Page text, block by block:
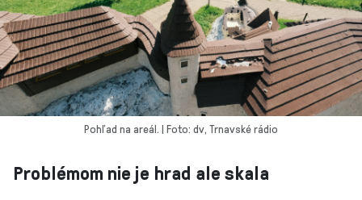
Pohľad na areál. | Foto: dv, Trnavské rádio
Problémom nie je hrad ale skala